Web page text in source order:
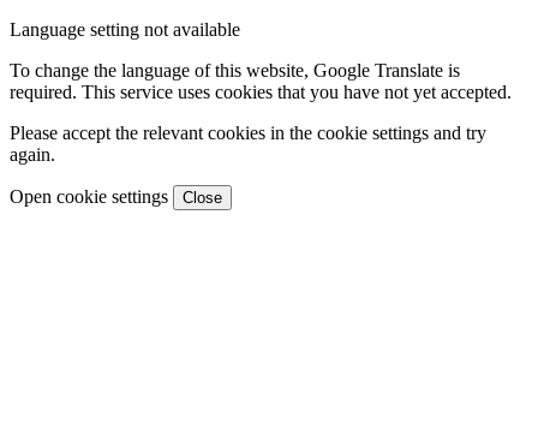
Language setting not available
To change the language of this website, Google Translate is
required. This service uses cookies that you have not yet accepted.
Please accept the relevant cookies in the cookie settings and try
again.
Open cookie settings Close